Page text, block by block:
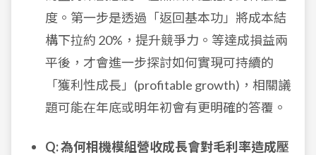
度。第一步是透過「返回基本功」將成本結
構下拉約 20%，提升競爭力。等達成損益兩
平後，才會進一步探討如何實現可持續的
「獲利性成長」(profitable growth)，相關議
題可能在年底或明年初會有更明確的答覆。
Q: 為何相機模組營收成長會對毛利率造成壓